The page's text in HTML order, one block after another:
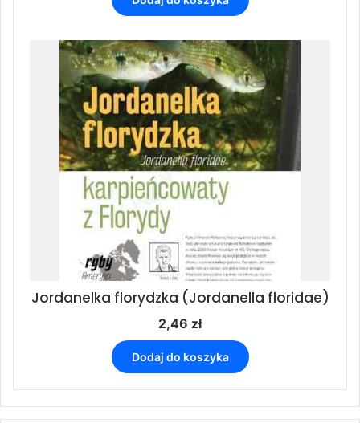
Jordanelka florydzka (Jordanella floridae)
2,46 zł
Dodaj do koszyka